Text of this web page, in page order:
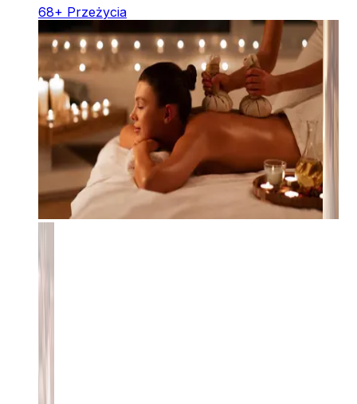
68+ Przeżycia